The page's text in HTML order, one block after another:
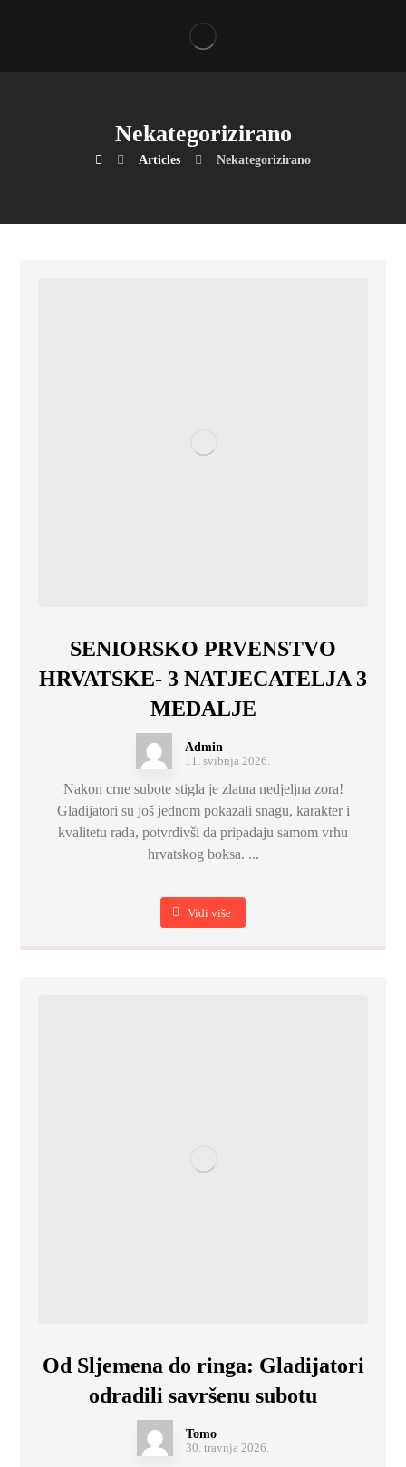
Nekategorizirano
Articles Nekategorizirano
SENIORSKO PRVENSTVO
HRVATSKE- 3 NATJECATELJA 3
MEDALJE
Admin
11. svibnja 2026.
Nakon crne subote stigla je zlatna nedjeljna zora!
Gladijatori su još jednom pokazali snagu, karakter i
kvalitetu rada, potvrdivši da pripadaju samom vrhu
hrvatskog boksa. ...
Vidi više
Od Sljemena do ringa: Gladijatori
odradili savršenu subotu
Tomo
30. travnja 2026.